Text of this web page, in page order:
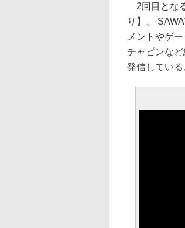
2回目とな
り】、
メントやゲ
チャピンな
発信している